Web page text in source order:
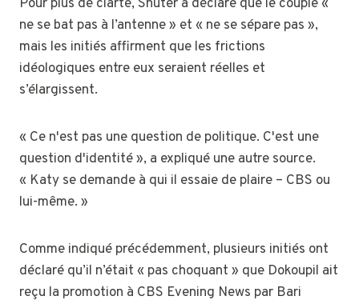
Pour plus de clarté, Shuter a déclaré que le couple «
ne se bat pas à l’antenne » et « ne se sépare pas »,
mais les initiés affirment que les frictions
idéologiques entre eux seraient réelles et
s’élargissent.
« Ce n'est pas une question de politique. C'est une
question d'identité », a expliqué une autre source.
« Katy se demande à qui il essaie de plaire – CBS ou
lui-même. »
Comme indiqué précédemment, plusieurs initiés ont
déclaré qu’il n’était « pas choquant » que Dokoupil ait
reçu la promotion à CBS Evening News par Bari